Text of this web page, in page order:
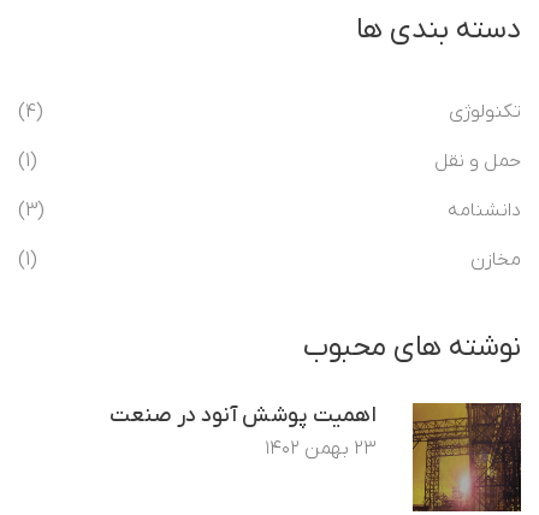
دسته بندی ها
تکنولوژی (4)
حمل و نقل (1)
دانشنامه (3)
مخازن (1)
نوشته های محبوب
اهمیت پوشش آنود در صنعت
۲۳ بهمن ۱۴۰۲